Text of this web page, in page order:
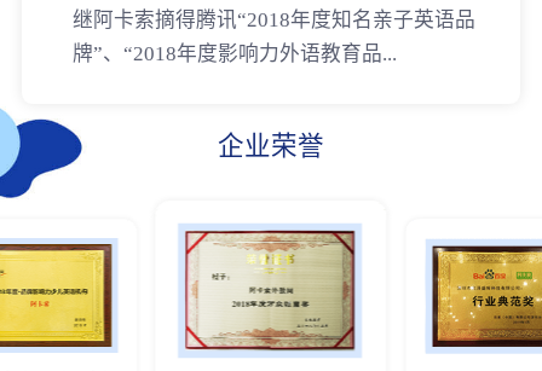
继阿卡索摘得腾讯“2018年度知名亲子英语品
牌”、“2018年度影响力外语教育品...
企业荣誉